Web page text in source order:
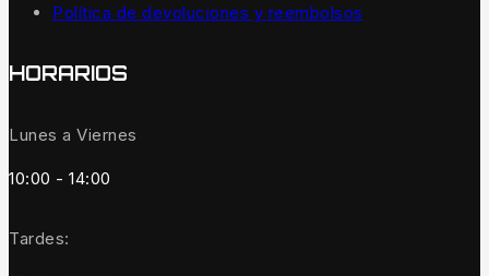
Política de devoluciones y reembolsos
HORARIOS
Lunes a Viernes
10:00 - 14:00
Tardes: